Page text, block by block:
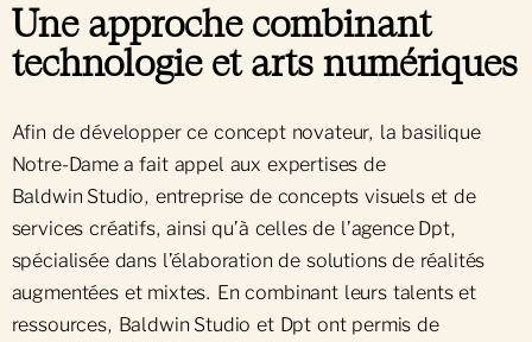
Une approche combinant
technologie et arts numériques
Afin de développer ce concept novateur, la basilique
Notre-Dame a fait appel aux expertises de
Baldwin Studio, entreprise de concepts visuels et de
services créatifs, ainsi qu’à celles de l’agence Dpt,
spécialisée dans l’élaboration de solutions de réalités
augmentées et mixtes. En combinant leurs talents et
ressources, Baldwin Studio et Dpt ont permis de